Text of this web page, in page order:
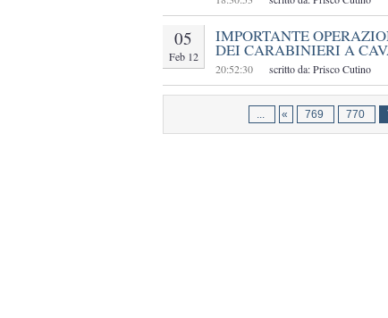
05
Feb 12
IMPORTANTE
DEI CARABINIERI A
20:52:30 scritto da: Prisco Cutino
... « 769 770